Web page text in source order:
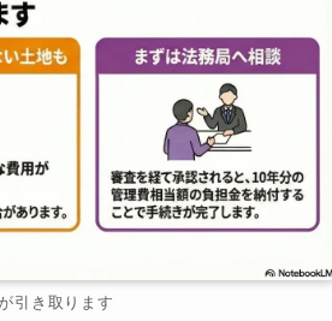
引き取ります